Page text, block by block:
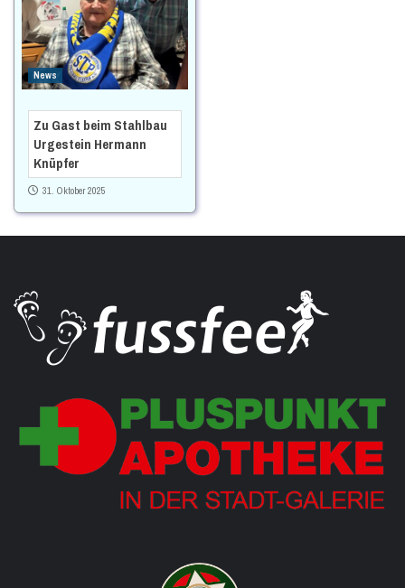
News
Zu Gast beim Stahlbau
Urgestein Hermann
Knüpfer
31. Oktober 2025